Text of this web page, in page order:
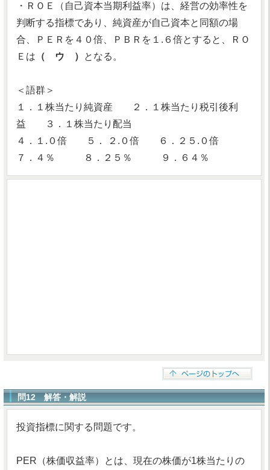
・ＲＯＥ（自己資本当期利益率）は、経営の効率性を
判断する指標であり、純資産が自己資本と同額の場
合、ＰＥＲを４０倍、ＰＢＲを１.６倍とすると、ＲＯ
Ｅは （ ウ ） となる。
＜語群＞
１．１株当たり純資産 ２．１株当たり税引後利
益 ３．１株当たり配当
４．１.０倍 ５． ２.０倍 ６．２５.０倍
７．４％ ８．２５％ ９．６４％
問12 解答・解説
投資指標に関する問題です。
PER（株価収益率）とは、現在の株価が1株当たりの